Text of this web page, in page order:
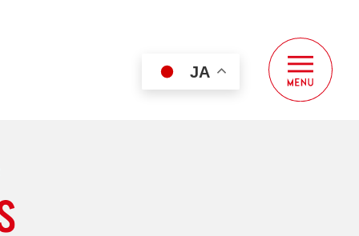
JA